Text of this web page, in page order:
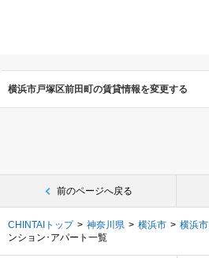
横浜市戸塚区前田町の賃貸情報を変更する
前のページへ戻る
CHINTAIトップ 神奈川県 横浜市 横浜
ンション･アパート一覧